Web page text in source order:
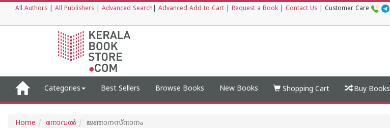
All Authors All Publishers Advanced Search Advanced Add to Cart Request a Book Contact Us Customer Care
Categories Best Sellers Browse Books New Books Shopping Cart Buy Books
Home നോവല്‍ ജ്ഞാനസ്നാനം